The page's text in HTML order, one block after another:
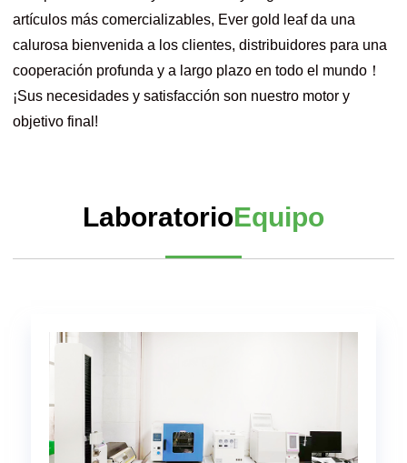
artículos más comercializables, Ever gold leaf da una
calurosa bienvenida a los clientes, distribuidores para una
cooperación profunda y a largo plazo en todo el mundo！
¡Sus necesidades y satisfacción son nuestro motor y
objetivo final!
LaboratorioEquipo